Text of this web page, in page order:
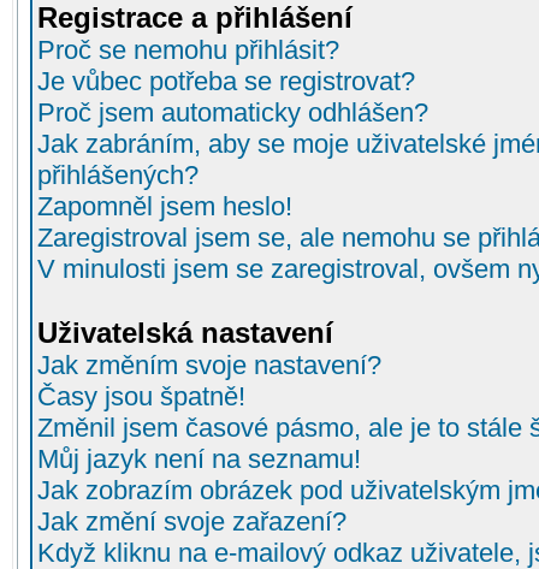
Registrace a přihlášení
Proč se nemohu přihlásit?
Je vůbec potřeba se registrovat?
Proč jsem automaticky odhlášen?
Jak zabráním, aby se moje uživatelské
přihlášených?
Zapomněl jsem heslo!
Zaregistroval jsem se, ale nemohu se
V minulosti jsem se zaregistroval, ovšem
Uživatelská nastavení
Jak změním svoje nastavení?
Časy jsou špatně!
Změnil jsem časové pásmo, ale je to stále
Můj jazyk není na seznamu!
Jak zobrazím obrázek pod uživatelským
Jak změní svoje zařazení?
Když kliknu na e-mailový odkaz uživatele,